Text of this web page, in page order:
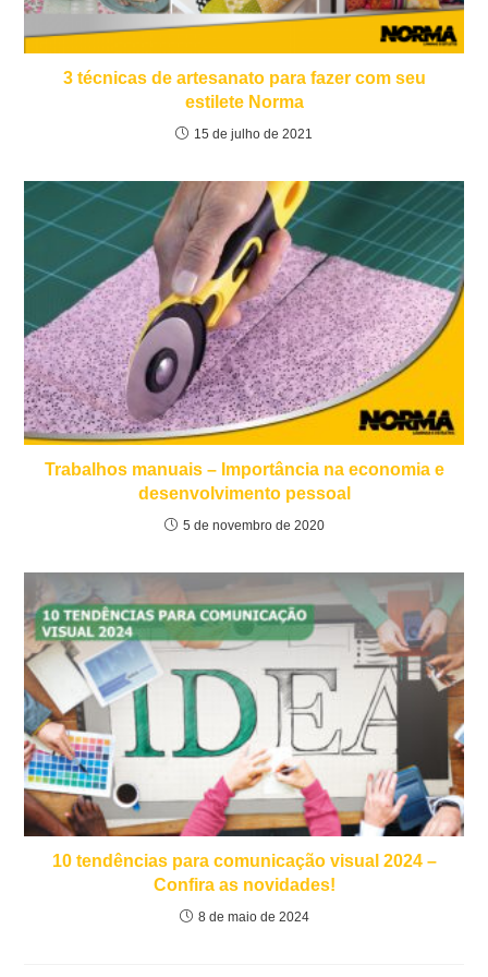
3 técnicas de artesanato para fazer com seu
estilete Norma
15 de julho de 2021
Trabalhos manuais – Importância na economia e
desenvolvimento pessoal
5 de novembro de 2020
10 tendências para comunicação visual 2024 –
Confira as novidades!
8 de maio de 2024